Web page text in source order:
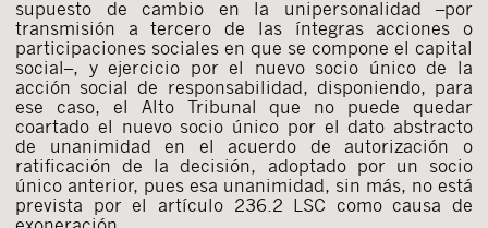
supuesto de cambio en la unipersonalidad –por
transmisión a tercero de las íntegras acciones o
participaciones sociales en que se compone el capital
social–, y ejercicio por el nuevo socio único de la
acción social de responsabilidad, disponiendo, para
ese caso, el Alto Tribunal que no puede quedar
coartado el nuevo socio único por el dato abstracto
de unanimidad en el acuerdo de autorización o
ratificación de la decisión, adoptado por un socio
único anterior, pues esa unanimidad, sin más, no está
prevista por el artículo 236.2 LSC como causa de